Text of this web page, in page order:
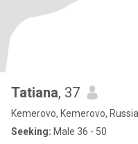
Tatiana, 37
Kemerovo, Kemerovo, Russia
Seeking: Male 36 - 50